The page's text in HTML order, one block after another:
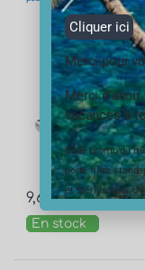
9,60€ TTC
En stock
Cliquer ici
Merci pour
Merci
vacances à
Code promo du
porte filtre
et stérilisateur